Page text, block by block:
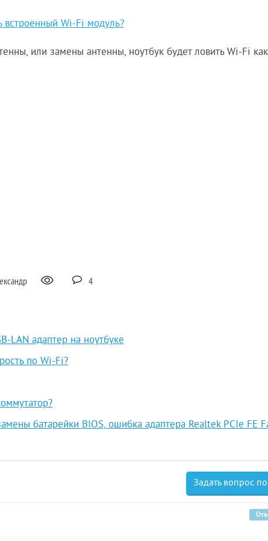
встроенный Wi-Fi модуль?
или замены антенны, ноутбук будет ловить Wi-Fi
4
LAN адаптер на ноутбуке
по Wi-Fi?
батарейки BIOS, ошибка адаптера Realtek PCIe FE
Задать вопрос по